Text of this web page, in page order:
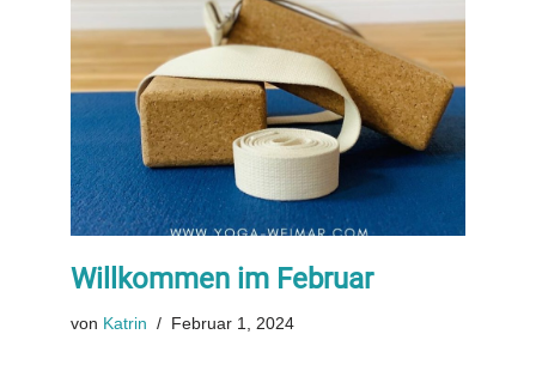
Willkommen im Februar
von Katrin Februar 1, 2024